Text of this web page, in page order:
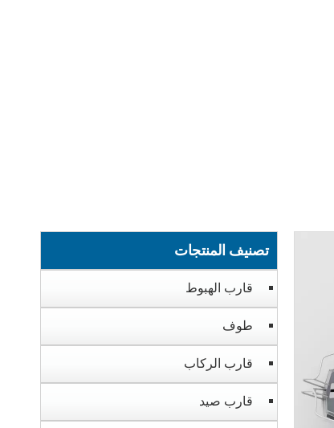
تصنيف المنتجات
قارب الهبوط
طوف
قارب الركاب
قارب صيد